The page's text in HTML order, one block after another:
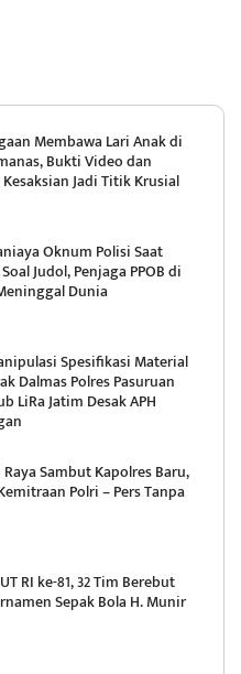
Membawa Lari Anak di
Bukti Video dan
Jadi Titik Krusial
Oknum Polisi Saat
Judol, Penjaga PPOB di
Dunia
Spesifikasi Material
Dalmas Polres Pasuruan
LiRa Jatim Desak APH
Raya Sambut Kapolres Baru,
Polri – Pers Tanpa
RI ke-81, 32 Tim Berebut
Sepak Bola H. Munir